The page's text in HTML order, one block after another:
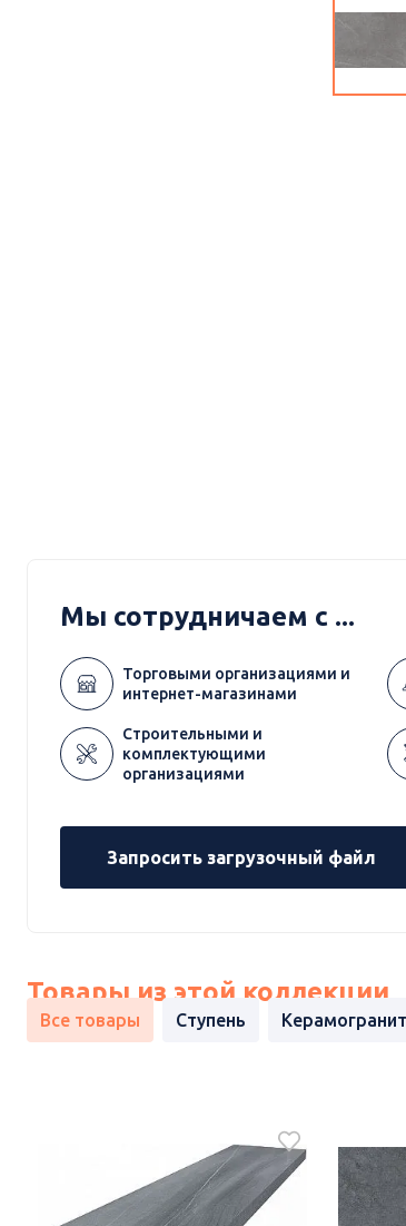
Мы сотрудничаем с ...
Торговыми организациями и
интернет-магазинами
Строительными и
комплектующими
организациями
Запросить загрузочный файл
Товары из этой коллекции
Все товары Ступень Керамогранит